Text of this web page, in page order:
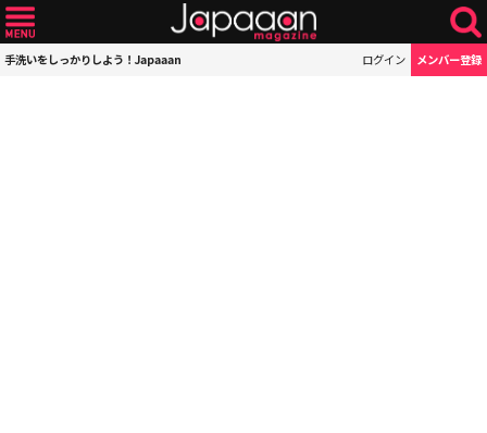
手洗いをしっかりしよう！Japaaan ログイン メンバー登録